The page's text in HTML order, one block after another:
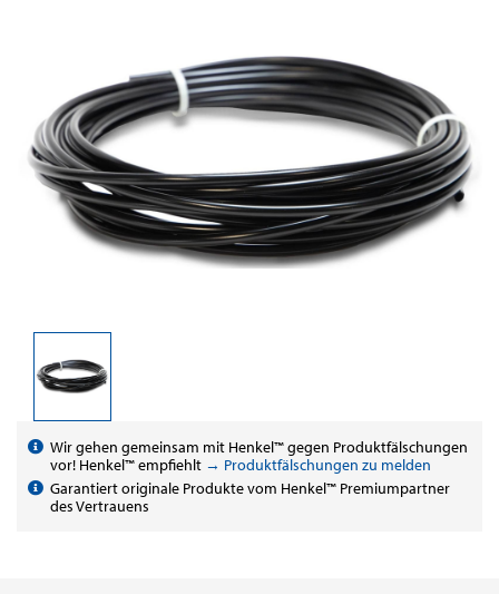
Wir gehen gemeinsam mit Henkel™ gegen Produktfälschungen
vor! Henkel™ empfiehlt → Produktfälschungen zu melden
Garantiert originale Produkte vom Henkel™ Premiumpartner
des Vertrauens